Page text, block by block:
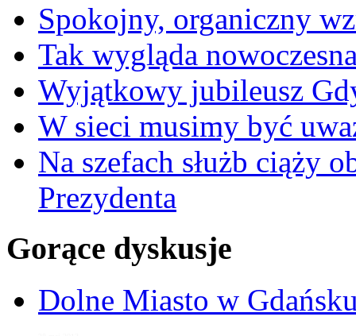
Spokojny, organiczny
Tak wygląda
Wyjątkowy jubileusz
W sieci musimy być
Na szefach służb ciąży
Prezydenta
Gorące dyskusje
Dolne Miasto w